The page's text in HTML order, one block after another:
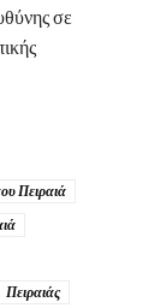
σε
Πειραιά
Πειραιάς